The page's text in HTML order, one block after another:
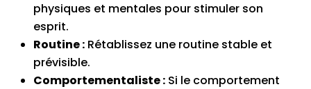
physiques et mentales pour stimuler son
esprit.
Routine : Rétablissez une routine stable et
prévisible.
Comportementaliste : Si le comportement